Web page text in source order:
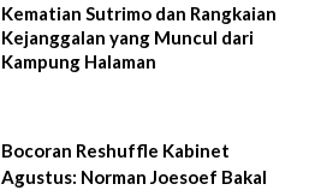
Kematian Sutrimo dan Rangkaian
Kejanggalan yang Muncul dari
Kampung Halaman
Bocoran Reshuffle Kabinet
Agustus: Norman Joesoef Bakal